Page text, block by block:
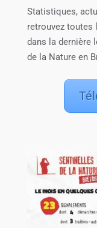
Statistiques,
retrouvez
dans la dernière
de la Nature en